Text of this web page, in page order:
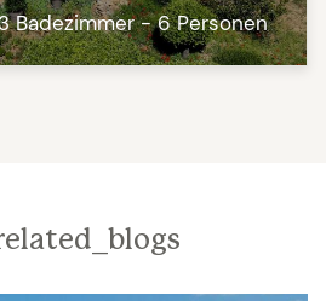
Badezimmer - 6 Personen